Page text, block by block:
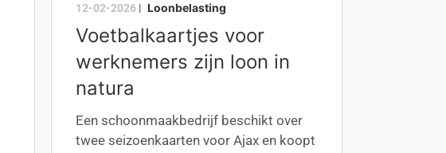
12-02-2026| Loonbelasting
Voetbalkaartjes voor
werknemers zijn loon in
natura
Een schoonmaakbedrijf beschikt over
twee seizoenkaarten voor Ajax en koopt